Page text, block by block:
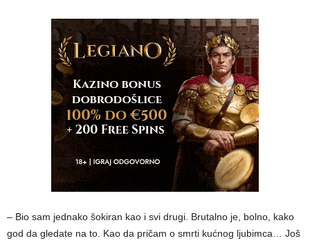
– Bio sam jednako šokiran kao i svi drugi. Brutalno je, bolno, kako
god da gledate na to. Kao da pričam o smrti kućnog ljubimca… Još